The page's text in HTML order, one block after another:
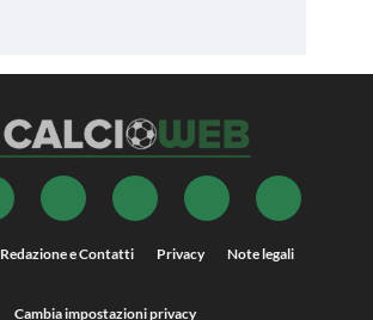
Redazione e Contatti Privacy Note legali
Cambia impostazioni privacy